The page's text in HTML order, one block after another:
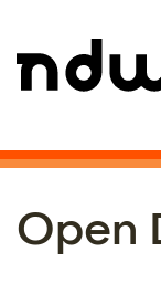
Open